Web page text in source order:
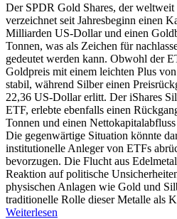
Der SPDR Gold Shares, der
verzeichnet seit Jahresbeginn einen
Milliarden US-Dollar und einen
Tonnen, was als Zeichen für
gedeutet werden kann. Obwohl der
Goldpreis mit einem leichten Plus
stabil, während Silber einen
22,36 US-Dollar erlitt. Der iShares
ETF, erlebte ebenfalls einen
Tonnen und einen
Die gegenwärtige Situation könnte
institutionelle Anleger von ETFs
bevorzugen. Die Flucht aus
Reaktion auf politische
physischen Anlagen wie Gold und
traditionelle Rolle dieser Metalle als
Weiterlesen